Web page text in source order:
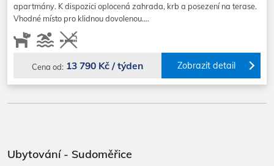
apartmány. K dispozici oplocená zahrada, krb a posezení na terase.
Vhodné místo pro klidnou dovolenou.…
Cena od: 13 790 Kč / týden Zobrazit detail
Ubytování - Sudoměřice